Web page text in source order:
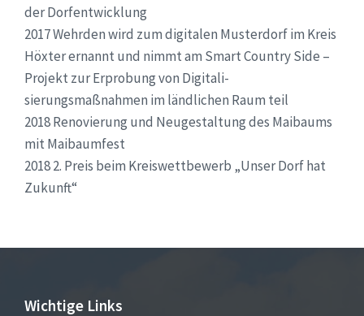
der Dorfentwicklung
2017 Wehrden wird zum digitalen Musterdorf im Kreis
Höxter ernannt und nimmt am Smart Country Side –
Projekt zur Erprobung von Digitali-
sierungsmaßnahmen im ländlichen Raum teil
2018 Renovierung und Neugestaltung des Maibaums
mit Maibaumfest
2018 2. Preis beim Kreiswettbewerb „Unser Dorf hat
Zukunft“
Wichtige Links